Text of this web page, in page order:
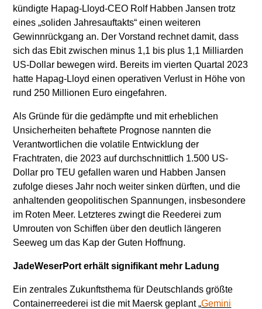
kündigte Hapag-Lloyd-CEO Rolf Habben Jansen trotz
eines „soliden Jahresauftakts“ einen weiteren
Gewinnrückgang an. Der Vorstand rechnet damit, dass
sich das Ebit zwischen minus 1,1 bis plus 1,1 Milliarden
US-Dollar bewegen wird. Bereits im vierten Quartal 2023
hatte Hapag-Lloyd einen operativen Verlust in Höhe von
rund 250 Millionen Euro eingefahren.
Als Gründe für die gedämpfte und mit erheblichen
Unsicherheiten behaftete Prognose nannten die
Verantwortlichen die volatile Entwicklung der
Frachtraten, die 2023 auf durchschnittlich 1.500 US-
Dollar pro TEU gefallen waren und Habben Jansen
zufolge dieses Jahr noch weiter sinken dürften, und die
anhaltenden geopolitischen Spannungen, insbesondere
im Roten Meer. Letzteres zwingt die Reederei zum
Umrouten von Schiffen über den deutlich längeren
Seeweg um das Kap der Guten Hoffnung.
JadeWeserPort erhält signifikant mehr Ladung
Ein zentrales Zukunftsthema für Deutschlands größte
Containerreederei ist die mit Maersk geplant „Gemini